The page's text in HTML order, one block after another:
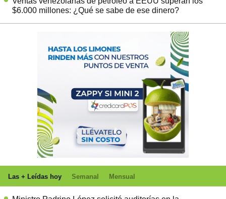
$6.000 millones: ¿Qué se sabe de ese dinero?
Las + Leídas hoy Semanal Mensual